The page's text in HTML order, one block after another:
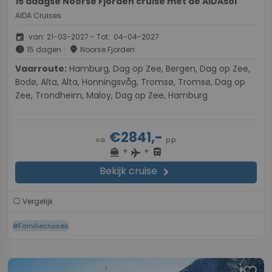
AIDA Cruises
event van: 21-03-2027 - Tot: 04-04-2027
schedule 15 dagen place Noorse Fjorden
Vaarroute:
Bodø, Alta, Alta, Honningsvåg, Tromsø, Tromsø, Dag op
Zee, Trondheim, Maloy, Dag op Zee, Hamburg
v.a.€2841,- p.p.
directions_boat + flight + directions_bus
Bekijk cruise chevron_right
Vergelijk
#Familiecruises